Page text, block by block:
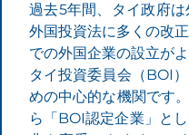
過去5年間、タイ政府は
外国投資法に多くの改
での外国企業の設立が
タイ投資委員会（BOI
めの中心的な機関です
ら「BOI認定企業」と